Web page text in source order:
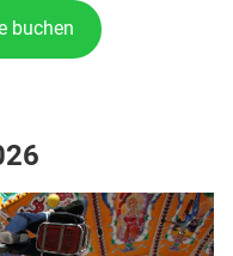
buchen